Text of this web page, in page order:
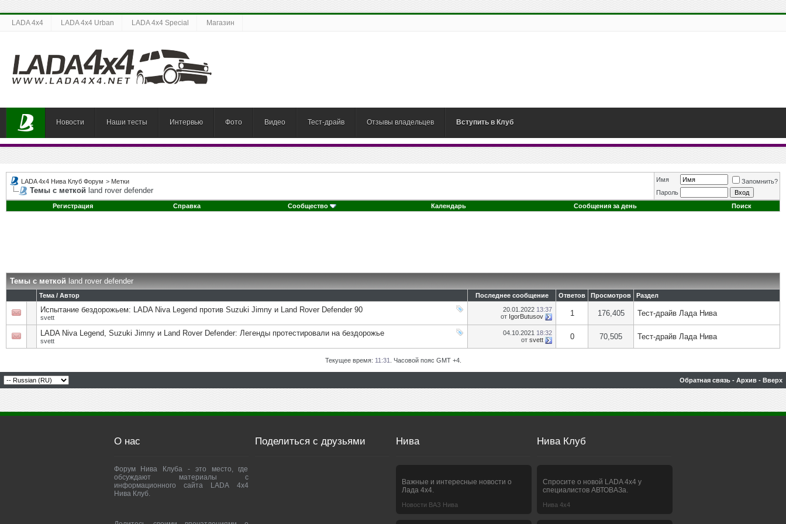
LADA 4x4 LADA 4x4 Urban LADA 4x4 Special Магазин
Новости Наши тесты Интервью Фото Видео Тест-драйв Отзывы владельцев Вступить в Клуб
LADA 4x4 Нива Клуб Форум > Метки
Темы с меткой land rover defender
Имя
Запомнить?
Пароль
Регистрация
Справка Сообщество Календарь Сообщения за день Поиск
Темы с меткой land rover defender
Тема / Автор Последнее сообщение Ответов Просмотров Раздел
Испытание бездорожьем: LADA Niva Legend против Suzuki Jimny и Land Rover Defender 90
svett
20.01.2022 13:37
от IgorButusov 1 176,405 Тест-драйв Лада Нива
LADA Niva Legend, Suzuki Jimny и Land Rover Defender: Легенды протестировали на бездорожье
svett
04.10.2021 18:32
от svett 0 70,505 Тест-драйв Лада Нива
Текущее время: 11:31 . Часовой пояс GMT +4.
Обратная связь - Архив - Вверх
О нас
Форум Нива Клуба - это место, где
обсуждают материалы с
информационного сайта LADA 4x4
Нива Клуб.
Поделиться с друзьями Нива
Важные и интересные новости о
Лада 4х4.
Новости ВАЗ Нива
Нива Клуб
Спросите о новой LADA 4x4 у
специалистов АВТОВАЗа.
Нива 4х4